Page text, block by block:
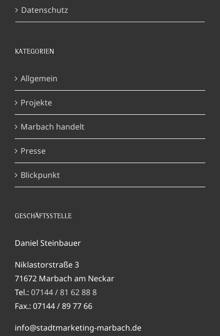
Datenschutz
KATEGORIEN
Allgemein
Projekte
Marbach handelt
Presse
Blickpunkt
GESCHÄFTSSTELLE
Daniel Steinbauer
Niklastorstraße 3
71672 Marbach am Neckar
Tel.: 07144 / 81 62 88 8
Fax.: 07144 / 89 77 66
info@stadtmarketing-marbach.de